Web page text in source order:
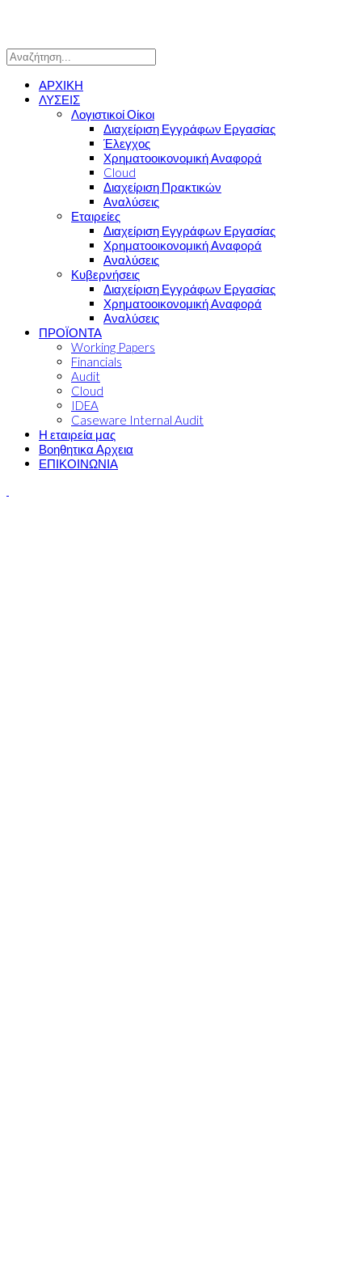
ΑΡΧΙΚΗ
ΛΥΣΕΙΣ
Λογιστικοί Οίκοι
Διαχείριση Εγγράφων Εργασίας
Έλεγχος
Χρηματοοικονομική Αναφορά
Cloud
Διαχείριση Πρακτικών
Αναλύσεις
Εταιρείες
Διαχείριση Εγγράφων Εργασίας
Χρηματοοικονομική Αναφορά
Αναλύσεις
Κυβερνήσεις
Διαχείριση Εγγράφων Εργασίας
Χρηματοοικονομική Αναφορά
Αναλύσεις
ΠΡΟΪΟΝΤΑ
Working Papers
Financials
Audit
Cloud
IDEA
Caseware Internal Audit
Η εταιρεία μας
Βοηθητικα Αρχεια
ΕΠΙΚΟΙΝΩΝΙΑ